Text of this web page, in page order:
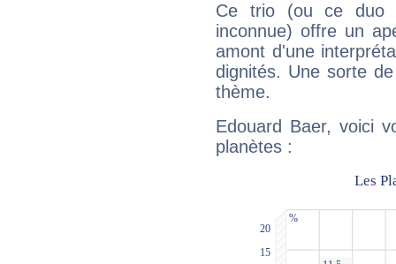
Ce trio (ou ce duo
inconnue) offre un
amont d'une
dignités. Une sorte
thème.
Edouard Baer, voici
planètes :